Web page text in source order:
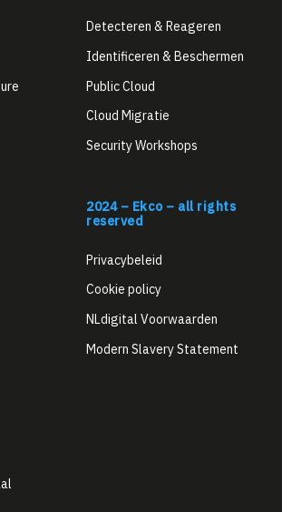
Detecteren & Reageren
Identificeren & Beschermen
Public Cloud
Cloud Migratie
Security Workshops
2024 – Ekco – all rights
reserved
Privacybeleid
Cookie policy
NLdigital Voorwaarden
Modern Slavery Statement